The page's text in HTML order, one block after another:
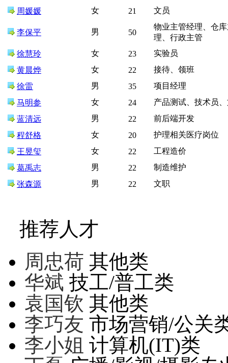
周媛媛
女 21 文员
李保平 男 50
物业主管经理、仓
理、行政主管
徐慧玲
女 23
实验员
黄晨烨
女 22
接待、领班
徐雷
男 35
项目经理
马明参
女 24
产品测试、技术员
蓝清远
男 22
前后端开发
程舒格
女 20
护理相关医疗岗位
王昱玺
女 22
工程造价
葛禹志
男 22
制造维护
张森源
男 22 文职
推荐人才
周忠荷 其他类
华斌 技工/普工类
袁国钦 其他类
李巧友 市场营销/公关
李小姐 计算机(IT)类